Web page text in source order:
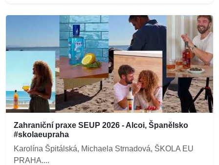
Zahraniční praxe SEUP 2026 - Alcoi, Španělsko
#skolaeupraha
Karolína Špitálská, Michaela Strnadová, ŠKOLA EU
PRAHA....